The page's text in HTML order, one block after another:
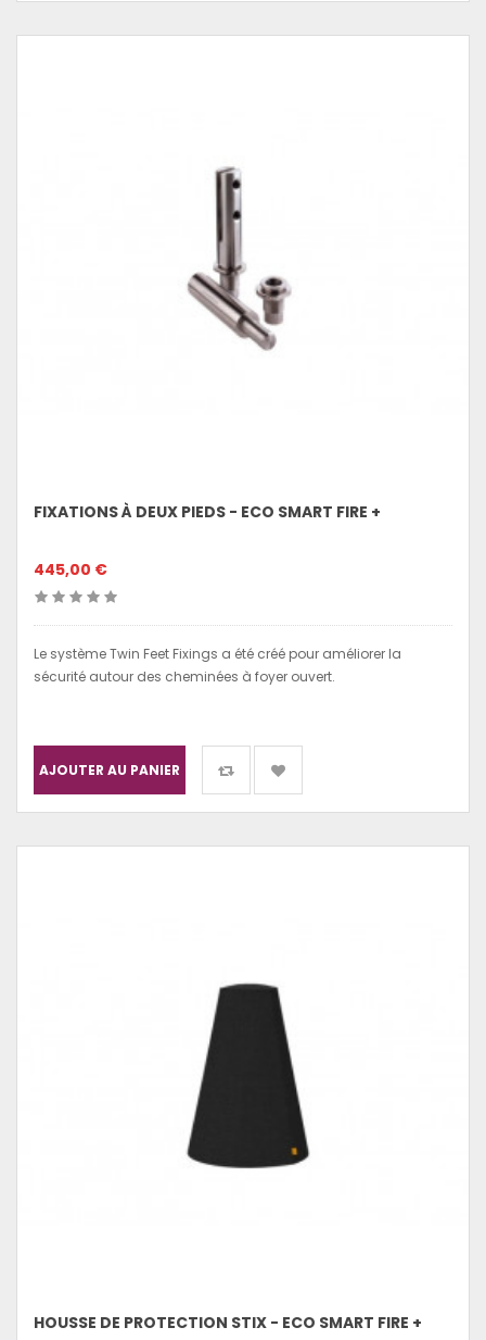
FIXATIONS À DEUX PIEDS - ECO SMART FIRE +
445,00 €
Le système Twin Feet Fixings a été créé pour améliorer la
sécurité autour des cheminées à foyer ouvert.
AJOUTER AU PANIER
HOUSSE DE PROTECTION STIX - ECO SMART FIRE +